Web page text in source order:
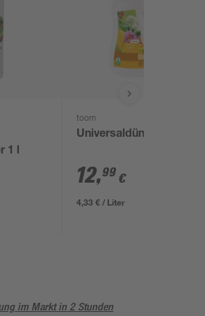
1 l
toom
Universaldünger 3 l
12,99 €
4,33 € / Liter
im Markt in 2 Stunden